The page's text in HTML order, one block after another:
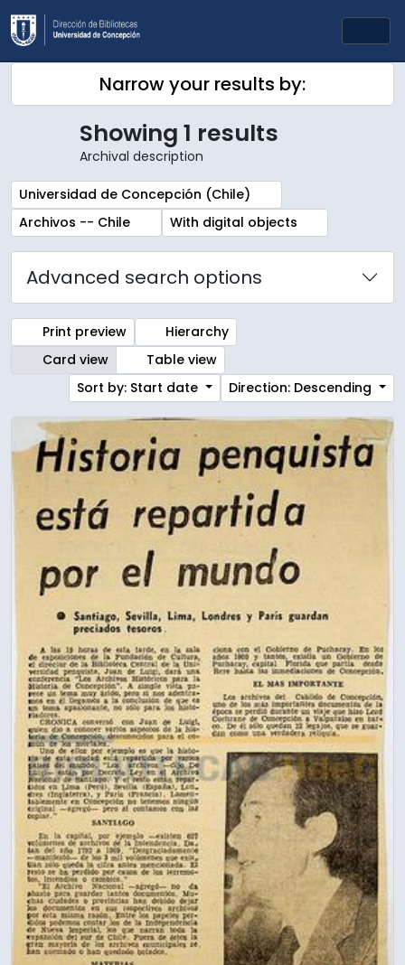
Skip to main content
Narrow your results by:
Showing 1 results
Archival description
Remove filter:
Universidad de Concepción (Chile)
Remove filter:
Archivos -- Chile Remove filter:
With digital objects
Advanced search options
Print preview
Hierarchy
Card view
Table view
Sort by: Start date
Direction: Descending